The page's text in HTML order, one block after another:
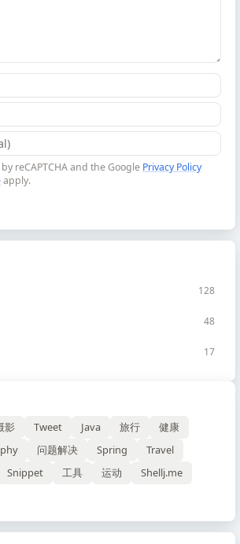
128
48
17
影 Tweet Java 旅行
健康
问题解决 Spring
Travel
Snippet 工具 运动
Shellj.me
reCAPTCHA and the Google Privacy Policy
apply.